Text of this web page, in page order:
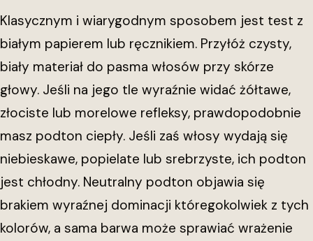
Klasycznym i wiarygodnym sposobem jest test z
białym papierem lub ręcznikiem. Przyłóż czysty,
biały materiał do pasma włosów przy skórze
głowy. Jeśli na jego tle wyraźnie widać żółtawe,
złociste lub morelowe refleksy, prawdopodobnie
masz podton ciepły. Jeśli zaś włosy wydają się
niebieskawe, popielate lub srebrzyste, ich podton
jest chłodny. Neutralny podton objawia się
brakiem wyraźnej dominacji któregokolwiek z tych
kolorów, a sama barwa może sprawiać wrażenie